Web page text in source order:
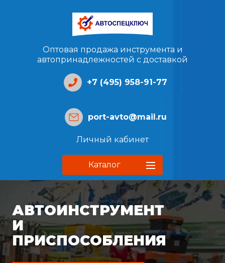
Оптовая продажа инструмента и
автопринадлежностей с доставкой
+7 (495) 958-91-77
port-avto@mail.ru
Личный кабинет
Каталог
АВТОИНСТРУМЕНТ
И
ПРИСПОСОБЛЕНИЯ